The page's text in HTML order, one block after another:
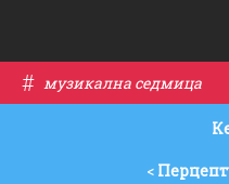
# музикална седмица
<